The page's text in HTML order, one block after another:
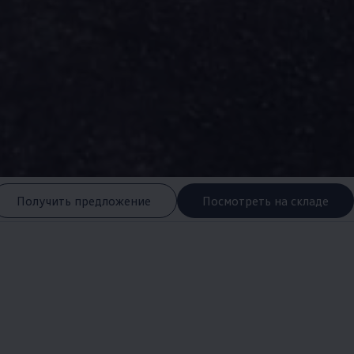
Получить предложение Посмотреть на складе